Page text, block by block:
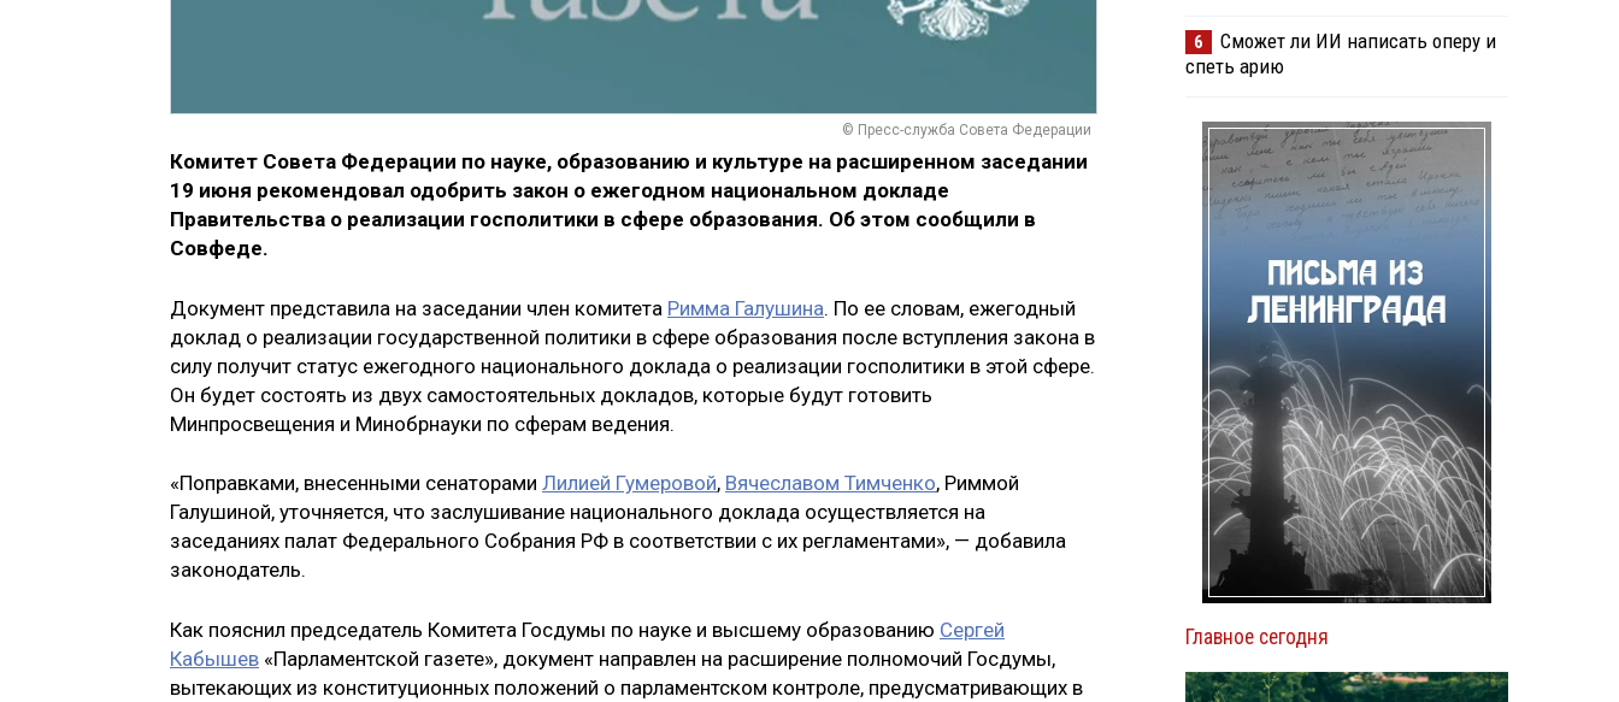
© Пресс-служба Совета Федерации
Комитет Совета Федерации по науке, образованию и культуре на расширенном заседании
19 июня рекомендовал одобрить закон о ежегодном национальном докладе
Правительства о реализации госполитики в сфере образования. Об этом сообщили в
Совфеде.
Документ представила на заседании член комитета Римма Галушина. По ее словам, ежегодный
доклад о реализации государственной политики в сфере образования после вступления закона в
силу получит статус ежегодного национального доклада о реализации госполитики в этой сфере.
Он будет состоять из двух самостоятельных докладов, которые будут готовить
Минпросвещения и Минобрнауки по сферам ведения.
«Поправками, внесенными сенаторами Лилией Гумеровой, Вячеславом Тимченко, Риммой
Галушиной, уточняется, что заслушивание национального доклада осуществляется на
заседаниях палат Федерального Собрания РФ в соответствии с их регламентами», — добавила
законодатель.
Как пояснил председатель Комитета Госдумы по науке и высшему образованию Сергей
Кабышев «Парламентской газете», документ направлен на расширение полномочий Госдумы,
вытекающих из конституционных положений о парламентском контроле, предусматривающих в
6
Сможет ли ИИ написать оперу и
спеть арию
Главное сегодня